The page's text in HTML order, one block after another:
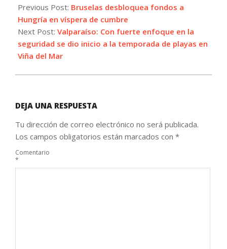
12-
13
Previous Post: Bruselas desbloquea fondos a
Hungría en víspera de cumbre
Next Post: Valparaíso: Con fuerte enfoque en la
seguridad se dio inicio a la temporada de playas en
Viña del Mar
DEJA UNA RESPUESTA
Tu dirección de correo electrónico no será publicada.
Los campos obligatorios están marcados con *
Comentario
*